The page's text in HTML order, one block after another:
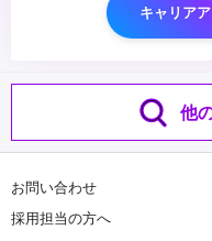
キャリア
他
お問い合わせ
採用担当の方へ